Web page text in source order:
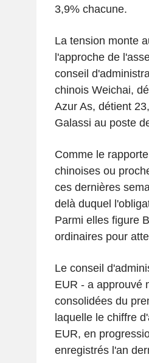
3,9% chacune.
La tension monte
l'approche de
conseil
chinois Weichai,
Azur As, détient
Galassi au poste
Comme le
chinoises ou
ces dernières
delà duquel
Parmi elles figure
ordinaires pour
Le conseil
EUR - a approuvé
consolidées du
laquelle le chiffre
EUR, en
enregistrés l'an